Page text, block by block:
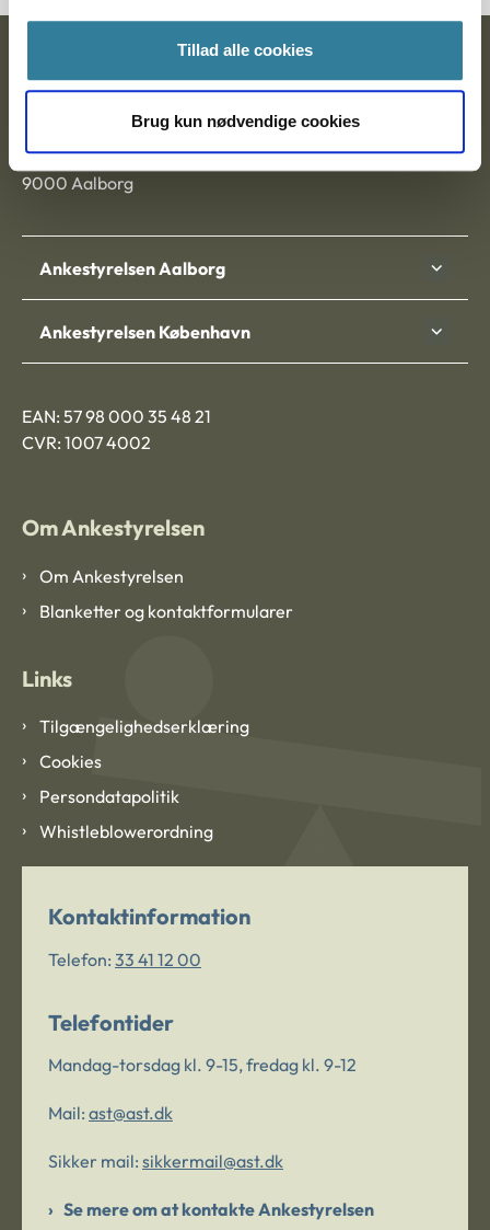
Tillad alle cookies
Brug kun nødvendige cookies
Nytorv 7, 2. sal
9000 Aalborg
Ankestyrelsen Aalborg
Ankestyrelsen København
EAN: 57 98 000 35 48 21
CVR: 1007 4002
Om Ankestyrelsen
Om Ankestyrelsen
Blanketter og kontaktformularer
Links
Tilgængelighedserklæring
Cookies
Persondatapolitik
Whistleblowerordning
Kontaktinformation
Telefon: 33 41 12 00
Telefontider
Mandag-torsdag kl. 9-15, fredag kl. 9-12
Mail: ast@ast.dk
Sikker mail: sikkermail@ast.dk
Se mere om at kontakte Ankestyrelsen